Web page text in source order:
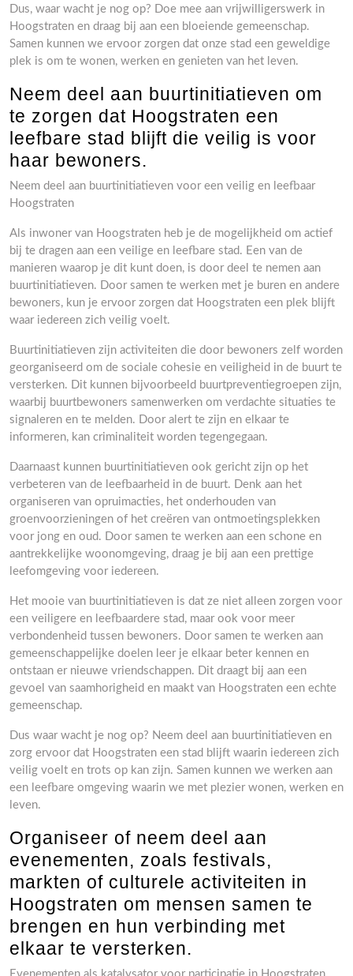
Dus, waar wacht je nog op? Doe mee aan vrijwilligerswerk in
Hoogstraten en draag bij aan een bloeiende gemeenschap.
Samen kunnen we ervoor zorgen dat onze stad een geweldige
plek is om te wonen, werken en genieten van het leven.
Neem deel aan buurtinitiatieven om
te zorgen dat Hoogstraten een
leefbare stad blijft die veilig is voor
haar bewoners.
Neem deel aan buurtinitiatieven voor een veilig en leefbaar
Hoogstraten
Als inwoner van Hoogstraten heb je de mogelijkheid om actief
bij te dragen aan een veilige en leefbare stad. Een van de
manieren waarop je dit kunt doen, is door deel te nemen aan
buurtinitiatieven. Door samen te werken met je buren en andere
bewoners, kun je ervoor zorgen dat Hoogstraten een plek blijft
waar iedereen zich veilig voelt.
Buurtinitiatieven zijn activiteiten die door bewoners zelf worden
georganiseerd om de sociale cohesie en veiligheid in de buurt te
versterken. Dit kunnen bijvoorbeeld buurtpreventiegroepen zijn,
waarbij buurtbewoners samenwerken om verdachte situaties te
signaleren en te melden. Door alert te zijn en elkaar te
informeren, kan criminaliteit worden tegengegaan.
Daarnaast kunnen buurtinitiatieven ook gericht zijn op het
verbeteren van de leefbaarheid in de buurt. Denk aan het
organiseren van opruimacties, het onderhouden van
groenvoorzieningen of het creëren van ontmoetingsplekken
voor jong en oud. Door samen te werken aan een schone en
aantrekkelijke woonomgeving, draag je bij aan een prettige
leefomgeving voor iedereen.
Het mooie van buurtinitiatieven is dat ze niet alleen zorgen voor
een veiligere en leefbaardere stad, maar ook voor meer
verbondenheid tussen bewoners. Door samen te werken aan
gemeenschappelijke doelen leer je elkaar beter kennen en
ontstaan er nieuwe vriendschappen. Dit draagt bij aan een
gevoel van saamhorigheid en maakt van Hoogstraten een echte
gemeenschap.
Dus waar wacht je nog op? Neem deel aan buurtinitiatieven en
zorg ervoor dat Hoogstraten een stad blijft waarin iedereen zich
veilig voelt en trots op kan zijn. Samen kunnen we werken aan
een leefbare omgeving waarin we met plezier wonen, werken en
leven.
Organiseer of neem deel aan
evenementen, zoals festivals,
markten of culturele activiteiten in
Hoogstraten om mensen samen te
brengen en hun verbinding met
elkaar te versterken.